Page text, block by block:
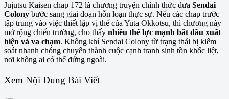
Jujutsu Kaisen chap 172 là chương truyện chính thức đưa Sendai
Colony bước sang giai đoạn hỗn loạn thực sự. Nếu các chap trước
tập trung vào việc thiết lập vị thế của Yuta Okkotsu, thì chương này
mở rộng chiến trường, cho thấy nhiều thế lực mạnh bắt đầu xuất
hiện và va chạm. Không khí Sendai Colony từ trạng thái bị kiểm
soát nhanh chóng chuyển thành cuộc cạnh tranh sinh tồn khốc liệt,
nơi không ai có thể đứng ngoài.
Xem Nội Dung Bài Viết